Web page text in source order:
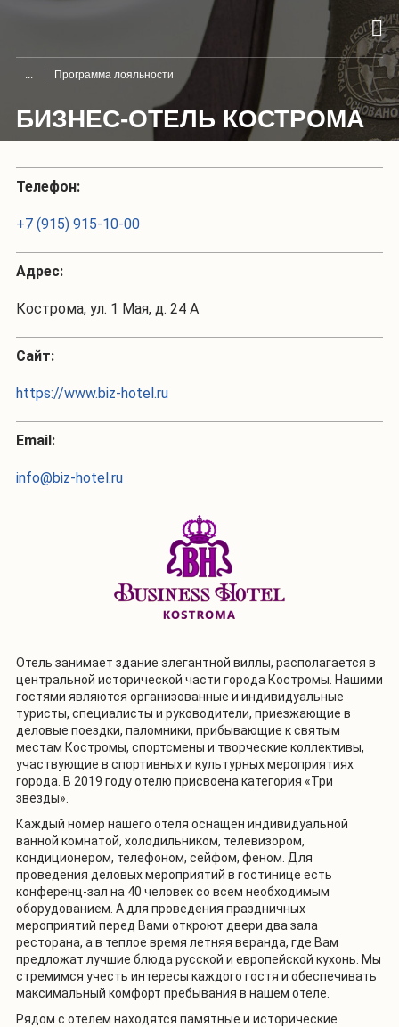
Программа лояльности
БИЗНЕС-ОТЕЛЬ КОСТРОМА
Телефон:
+7 (915) 915-10-00
Адрес:
Кострома, ул. 1 Мая, д. 24 А
Сайт:
https://www.biz-hotel.ru
Email:
info@biz-hotel.ru
Отель занимает здание элегантной виллы, располагается в
центральной исторической части города Костромы. Нашими
гостями являются организованные и индивидуальные
туристы, специалисты и руководители, приезжающие в
деловые поездки, паломники, прибывающие к святым
местам Костромы, спортсмены и творческие коллективы,
участвующие в спортивных и культурных мероприятиях
города. В 2019 году отелю присвоена категория «Три
звезды».
Каждый номер нашего отеля оснащен индивидуальной
ванной комнатой, холодильником, телевизором,
кондиционером, телефоном, сейфом, феном. Для
проведения деловых мероприятий в гостинице есть
конференц-зал на 40 человек со всем необходимым
оборудованием. А для проведения праздничных
мероприятий перед Вами откроют двери два зала
ресторана, а в теплое время летняя веранда, где Вам
предложат лучшие блюда русской и европейской кухонь. Мы
стремимся учесть интересы каждого гостя и обеспечивать
максимальный комфорт пребывания в нашем отеле.
Рядом с отелем находятся памятные и исторические